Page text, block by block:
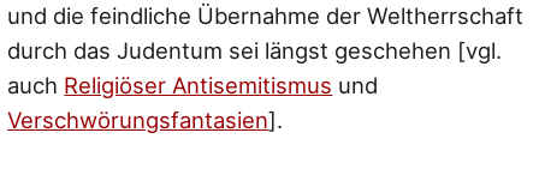
und die feindliche Übernahme der Weltherrschaft
durch das Judentum sei längst geschehen [vgl.
auch Religiöser Antisemitismus und
Verschwörungsfantasien].